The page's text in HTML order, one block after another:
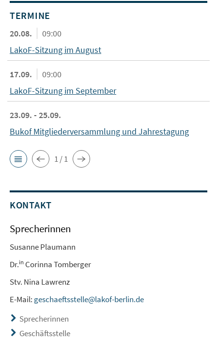
TERMINE
20.08.
09:00
LakoF-Sitzung im August
17.09.
09:00
LakoF-Sitzung im September
23.09. - 25.09.
Bukof Mitgliederversammlung und Jahrestagung
1 / 1
KONTAKT
Sprecherinnen
Susanne Plaumann
Dr.in Corinna Tomberger
Stv. Nina Lawrenz
E-Mail: geschaeftsstelle@lakof-berlin.de
Sprecherinnen
Geschäftsstelle